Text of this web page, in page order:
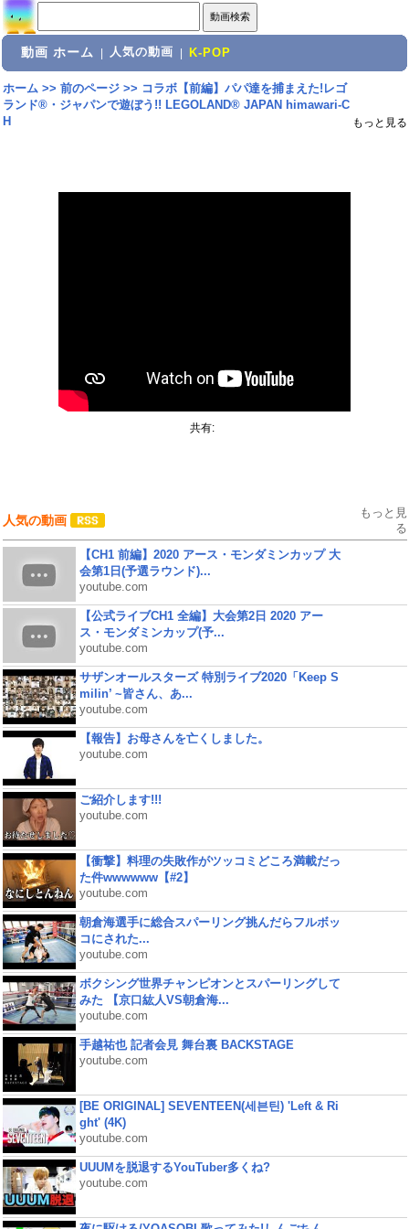
動画 ホーム 人気の動画 K-POP
ホーム>> 前のページ>> コラボ【前編】パパ達を捕まえた!レゴ
ランド®︎・ジャパンで遊ぼう!! LEGOLAND® JAPAN himawari-C
H
もっと見る
共有:
人気の動画
もっと見
る
【CH1 前編】2020 アース・モンダミンカップ 大
会第1日(予選ラウンド)...
youtube.com
【公式ライブCH1 全編】大会第2日 2020 アー
ス・モンダミンカップ(予...
youtube.com
サザンオールスターズ 特別ライブ2020「Keep S
milin’ ~皆さん、あ...
youtube.com
【報告】お母さんを亡くしました。
youtube.com
ご紹介します!!!
youtube.com
【衝撃】料理の失敗作がツッコミどころ満載だっ
た件wwwwww【#2】
youtube.com
朝倉海選手に総合スパーリング挑んだらフルボッ
コにされた...
youtube.com
ボクシング世界チャンピオンとスパーリングして
みた 【京口紘人VS朝倉海...
youtube.com
手越祐也 記者会見 舞台裏 BACKSTAGE
youtube.com
[BE ORIGINAL] SEVENTEEN(세븐틴) 'Left & Ri
ght' (4K)
youtube.com
UUUMを脱退するYouTuber多くね?
youtube.com